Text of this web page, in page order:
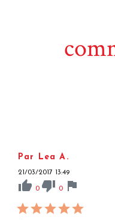
Par Lea A.
21/03/2017 13:49
thumb_up 0 thumb_down 0 flag